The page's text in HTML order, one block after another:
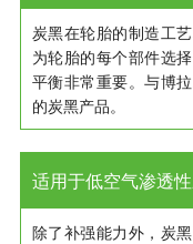
炭黑在轮胎的制造工
为轮胎的每个部件选
平衡非常重要。与博
的炭黑产品。
适用于低空气渗透
除了补强能力外，炭